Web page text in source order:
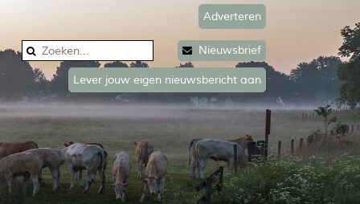
Nieuwsbrief
Adverteren
Lever jouw eigen nieuwsbericht aan